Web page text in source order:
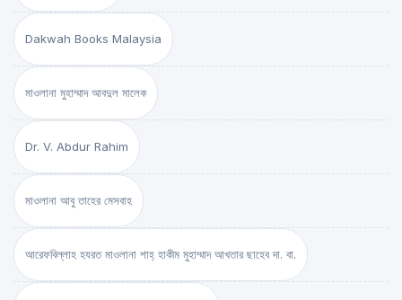
Dakwah Books Malaysia
মাওলানা মুহাম্মাদ আবদুল মালেক
Dr. V. Abdur Rahim
মাওলানা আবু তাহের মেসবাহ
আরেফবিল্লাহ হযরত মাওলানা শাহ্ হাকীম মুহাম্মাদ আখতার ছাহেব দা. বা.